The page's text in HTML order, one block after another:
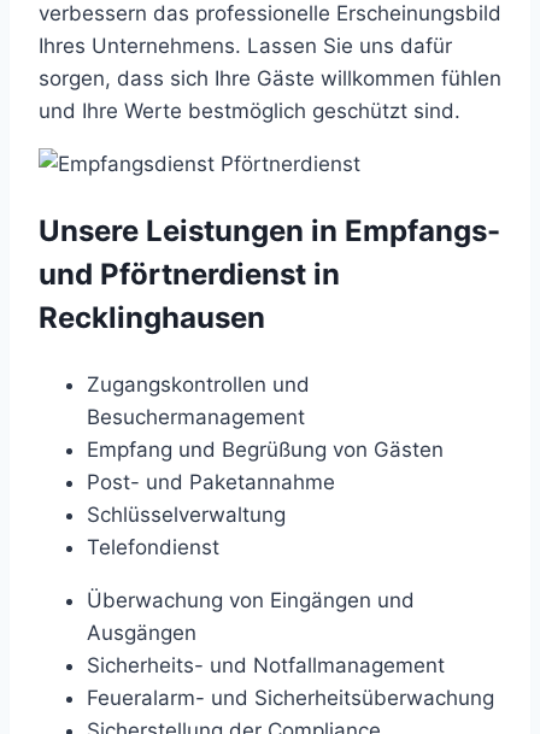
verbessern das professionelle Erscheinungsbild
Ihres Unternehmens. Lassen Sie uns dafür
sorgen, dass sich Ihre Gäste willkommen fühlen
und Ihre Werte bestmöglich geschützt sind.
Unsere Leistungen in Empfangs-
und Pförtnerdienst in
Recklinghausen
Zugangskontrollen und
Besuchermanagement
Empfang und Begrüßung von Gästen
Post- und Paketannahme
Schlüsselverwaltung
Telefondienst
Überwachung von Eingängen und
Ausgängen
Sicherheits- und Notfallmanagement
Feueralarm- und Sicherheitsüberwachung